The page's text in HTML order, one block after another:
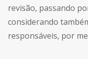
revisão, passando
considerando
responsáveis, por